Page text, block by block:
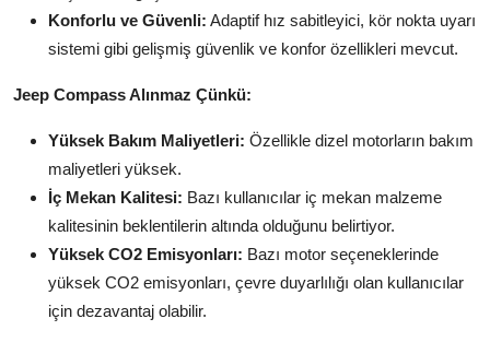
Konforlu ve Güvenli: Adaptif hız sabitleyici, kör nokta uyarı
sistemi gibi gelişmiş güvenlik ve konfor özellikleri mevcut.
Jeep Compass Alınmaz Çünkü:
Yüksek Bakım Maliyetleri: Özellikle dizel motorların bakım
maliyetleri yüksek.
İç Mekan Kalitesi: Bazı kullanıcılar iç mekan malzeme
kalitesinin beklentilerin altında olduğunu belirtiyor.
Yüksek CO2 Emisyonları: Bazı motor seçeneklerinde
yüksek CO2 emisyonları, çevre duyarlılığı olan kullanıcılar
için dezavantaj olabilir.